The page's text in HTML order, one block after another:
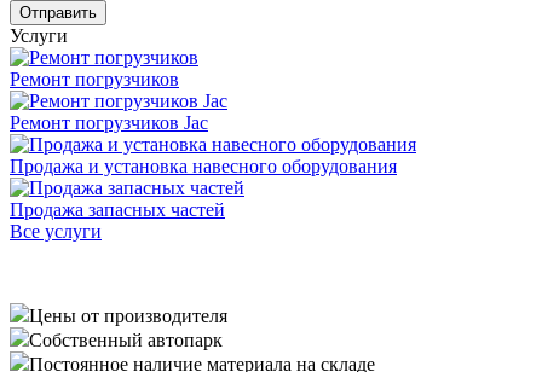
Отправить
Услуги
Ремонт погрузчиков
Ремонт погрузчиков Jac
Продажа и установка навесного оборудования
Продажа запасных частей
Все услуги
Цены от производителя
Собственный автопарк
Постоянное наличие материала на складе